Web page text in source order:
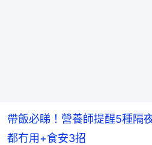
帶飯必睇！營養師提醒5種隔
都冇用+食安3招